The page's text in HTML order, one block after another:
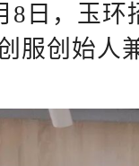
8日，玉环
服创始人